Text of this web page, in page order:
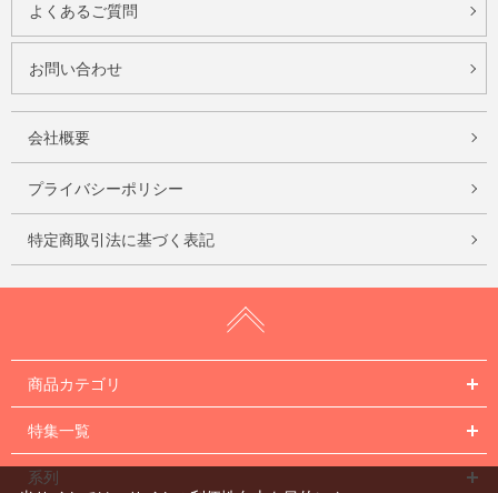
よくあるご質問
お問い合わせ
会社概要
プライバシーポリシー
特定商取引法に基づく表記
商品カテゴリ
特集一覧
系列